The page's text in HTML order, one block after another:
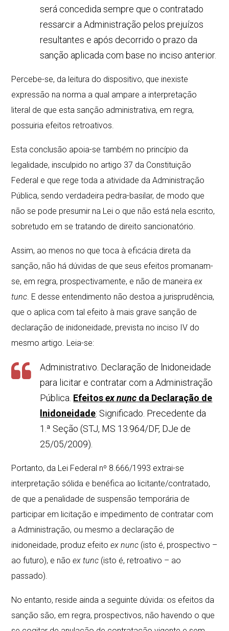
será concedida sempre que o contratado
ressarcir a Administração pelos prejuízos
resultantes e após decorrido o prazo da
sanção aplicada com base no inciso anterior.
Percebe-se, da leitura do dispositivo, que inexiste
expressão na norma a qual ampare a interpretação
literal de que esta sanção administrativa, em regra,
possuiria efeitos retroativos.
Esta conclusão apoia-se também no princípio da
legalidade, insculpido no artigo 37 da Constituição
Federal e que rege toda a atividade da Administração
Pública, sendo verdadeira pedra-basilar, de modo que
não se pode presumir na Lei o que não está nela escrito,
sobretudo em se tratando de direito sancionatório.
Assim, ao menos no que toca à eficácia direta da
sanção, não há dúvidas de que seus efeitos promanam-
se, em regra, prospectivamente, e não de maneiraex
tunc. E desse entendimento não destoa a jurisprudência,
que o aplica com tal efeito à mais grave sanção de
declaração de inidoneidade, prevista no inciso IV do
mesmo artigo. Leia-se:
Administrativo. Declaração de lnidoneidade
para licitar e contratar com a Administração
Pública. Efeitosex nunc da Declaração de
lnidoneidade: Significado. Precedente da
1.ª Seção (STJ, MS 13.964/DF, DJe de
25/05/2009).
Portanto, da Lei Federal nº 8.666/1993 extrai-se
interpretação sólida e benéfica ao licitante/contratado,
de que a penalidade de suspensão temporária de
participar em licitação e impedimento de contratar com
a Administração, ou mesmo a declaração de
inidoneidade, produz efeitoex nunc (isto é, prospectivo –
ao futuro), e nãoex tunc (isto é, retroativo – ao
passado).
No entanto, reside ainda a seguinte dúvida: os efeitos da
sanção são, em regra, prospectivos, não havendo o que